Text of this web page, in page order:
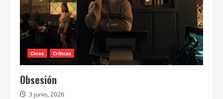
Cines Críticas
Obsesión
3 junio, 2026